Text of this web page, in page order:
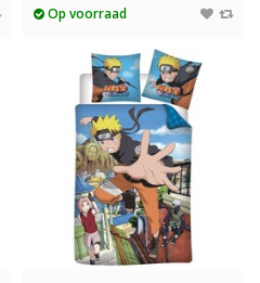
Op voorraad